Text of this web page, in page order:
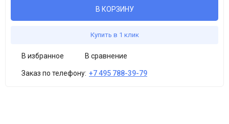
В КОРЗИНУ
Купить в 1 клик
В избранное В сравнение
Заказ по телефону: +7 495 788-39-79